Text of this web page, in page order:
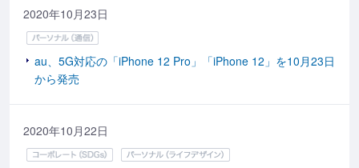
2020年10月23日
au、5G対応の「iPhone 12 Pro」「iPhone 12」を10月23日
から発売
2020年10月22日